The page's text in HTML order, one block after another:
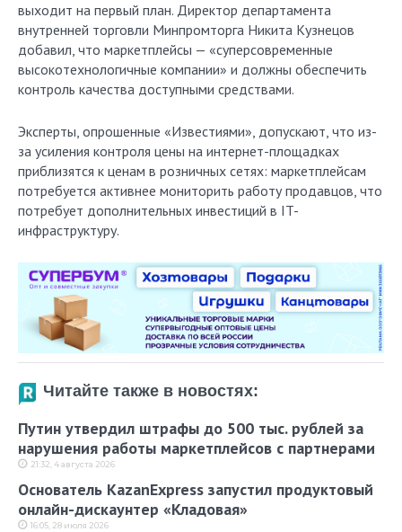
выходит на первый план. Директор департамента
внутренней торговли Минпромторга Никита Кузнецов
добавил, что маркетплейсы — «суперсовременные
высокотехнологичные компании» и должны обеспечить
контроль качества доступными средствами.
Эксперты, опрошенные «Известиями», допускают, что из-
за усиления контроля цены на интернет-площадках
приблизятся к ценам в розничных сетях: маркетплейсам
потребуется активнее мониторить работу продавцов, что
потребует дополнительных инвестиций в IT-
инфраструктуру.
Читайте также в новостях:
Путин утвердил штрафы до 500 тыс. рублей за
нарушения работы маркетплейсов с партнерами
21:32, 4 августа 2026
Основатель KazanExpress запустил продуктовый
онлайн-дискаунтер «Кладовая»
16:05, 28 июля 2026